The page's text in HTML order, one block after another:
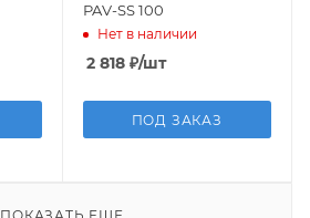
PAV-SS 100
Нет в наличии
2 818₽/шт
ПОД ЗАКАЗ